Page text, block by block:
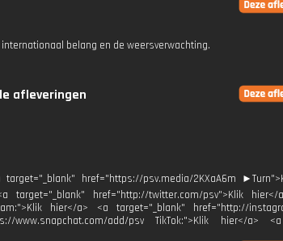
belang en de weersverwachting.
afleveringen
href="https://psv.media/2KXaA6m
href="http://twitter.com/psv">Klik hier</
hier</a> <a target="_blank" href="http://
add/psv TikTok:">Klik hier</a>